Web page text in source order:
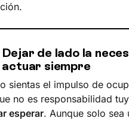
Dejar de lado la
actuar siempre
sientas el impulso de
no es responsabilidad
esperar. Aunque solo sea